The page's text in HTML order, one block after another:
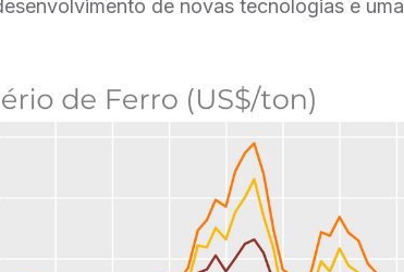
de novas tecnologias e uma